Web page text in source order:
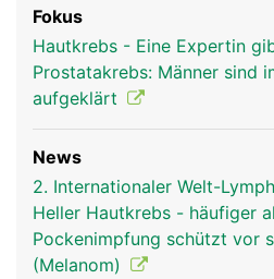
Fokus
Hautkrebs - Eine Expertin
Prostatakrebs: Männer sind
aufgeklärt
News
2. Internationaler Welt-
Heller Hautkrebs - häufiger
Pockenimpfung schützt vor
(Melanom)